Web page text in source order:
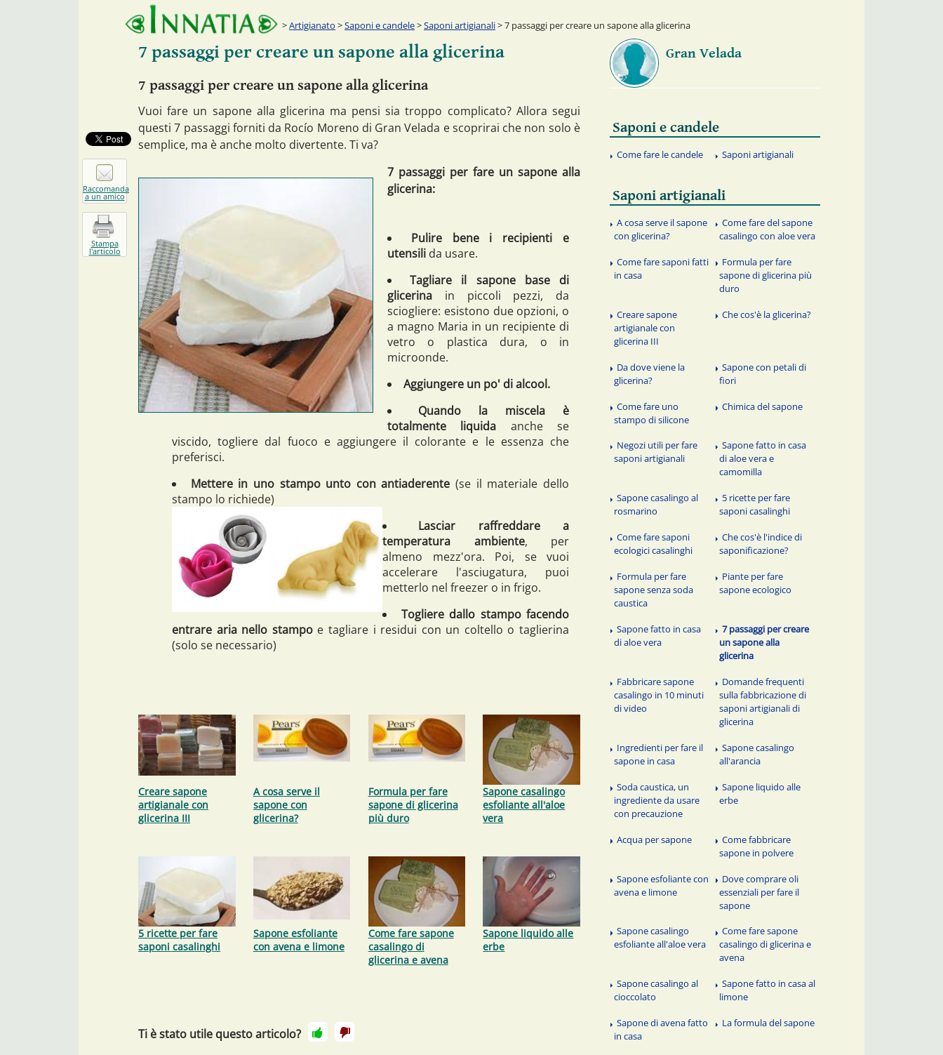
Artigianato >Saponi e candele>Saponi artigianali> 7 passaggi per creare un sapone alla glicerina
7 passaggi per creare un sapone alla glicerina
7 passaggi per creare un sapone alla glicerina
Vuoi fare un sapone alla glicerina ma pensi sia troppo complicato? Allora segui
questi 7 passaggi forniti da Rocío Moreno di Gran Velada e scoprirai che non solo è
semplice, ma è anche molto divertente. Ti va?
7 passaggi per fare un sapone alla
glicerina:
Pulire bene i recipienti e
utensili da usare.
Tagliare il sapone base di
glicerina in piccoli pezzi, da
sciogliere: esistono due opzioni, o
a magno Maria in un recipiente di
vetro o plastica dura, o in
microonde.
Aggiungere un po' di alcool.
Quando la miscela è
totalmente liquida anche se
viscido, togliere dal fuoco e aggiungere il colorante e le essenza che
preferisci.
Mettere in uno stampo unto con antiaderente(se il materiale dello
stampo lo richiede)
Lasciar raffreddare a
temperatura ambiente, per
almeno mezz'ora. Poi, se vuoi
accelerare l'asciugatura, puoi
metterlo nel freezer o in frigo.
Togliere dallo stampo facendo
entrare aria nello stampoe tagliare i residui con un coltello o taglierina
(solo se necessario)
Creare sapone
artigianale con
glicerina III
A cosa serve il
sapone con
glicerina?
Formula per fare
sapone di glicerina
più duro
Sapone casalingo
esfoliante all'aloe
vera
5 ricette per fare
saponi casalinghi
Sapone esfoliante
con avena e limone
Come fare sapone
casalingo di
glicerina e avena
Sapone liquido alle
erbe
Ti è stato utile questo articolo?
Gran Velada
Saponi e candele
Come fare le candele Saponi artigianali
Saponi artigianali
A cosa serve il sapone
con glicerina?
Come fare del sapone
casalingo con aloe vera
Come fare saponi fatti
in casa
Formula per fare
sapone di glicerina più
duro
Creare sapone
artigianale con
glicerina III
Che cos'è la glicerina?
Da dove viene la
glicerina?
Sapone con petali di
fiori
Come fare uno
stampo di silicone
Chimica del sapone
Negozi utili per fare
saponi artigianali
Sapone fatto in casa
di aloe vera e
camomilla
Sapone casalingo al
rosmarino
5 ricette per fare
saponi casalinghi
Come fare saponi
ecologici casalinghi
Che cos'è l'indice di
saponificazione?
Formula per fare
sapone senza soda
caustica
Piante per fare
sapone ecologico
Sapone fatto in casa
di aloe vera
7 passaggi per creare
un sapone alla
glicerina
Fabbricare sapone
casalingo in 10 minuti
di video
Domande frequenti
sulla fabbricazione di
saponi artigianali di
glicerina
Ingredienti per fare il
sapone in casa
Sapone casalingo
all'arancia
Soda caustica, un
ingrediente da usare
con precauzione
Sapone liquido alle
erbe
Acqua per sapone
Come fabbricare
sapone in polvere
Sapone esfoliante con
avena e limone
Dove comprare oli
essenziali per fare il
sapone
Sapone casalingo
esfoliante all'aloe vera
Come fare sapone
casalingo di glicerina e
avena
Sapone casalingo al
cioccolato
Sapone fatto in casa al
limone
Sapone di avena fatto
in casa
La formula del sapone
Raccomanda
a un amico
Stampa
l'articolo